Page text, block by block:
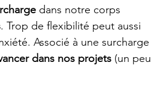
dans notre corps
. Trop de flexibilité peut aussi
Associé à une surcharge
dans nos projets (un peu